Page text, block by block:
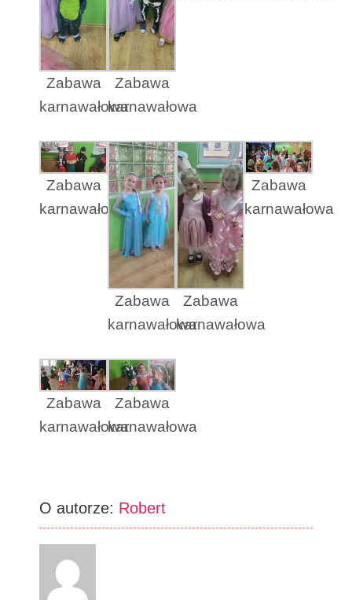
Zabawa
karnawałowa
Zabawa
karnawałowa
Zabawa
karnawałowa
Zabawa
karnawałowa
Zabawa
karnawałowa
Zabawa
karnawałowa
Zabawa
karnawałowa
Zabawa
karnawałowa
O autorze: Robert